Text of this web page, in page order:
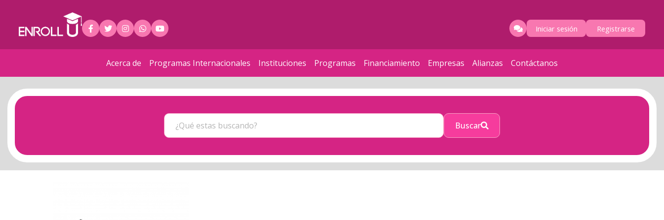
Iniciar sesión Registrarse
Acerca de Programas Internacionales Instituciones Programas Financiamiento Empresas Alianzas Contáctanos
Buscar